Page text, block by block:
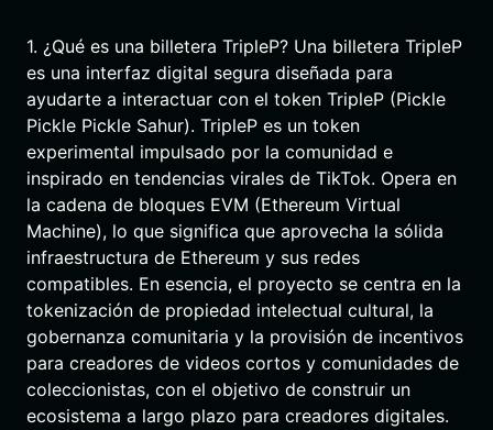
1. ¿Qué es una billetera TripleP? Una billetera TripleP
es una interfaz digital segura diseñada para
ayudarte a interactuar con el token TripleP (Pickle
Pickle Pickle Sahur). TripleP es un token
experimental impulsado por la comunidad e
inspirado en tendencias virales de TikTok. Opera en
la cadena de bloques EVM (Ethereum Virtual
Machine), lo que significa que aprovecha la sólida
infraestructura de Ethereum y sus redes
compatibles. En esencia, el proyecto se centra en la
tokenización de propiedad intelectual cultural, la
gobernanza comunitaria y la provisión de incentivos
para creadores de videos cortos y comunidades de
coleccionistas, con el objetivo de construir un
ecosistema a largo plazo para creadores digitales.